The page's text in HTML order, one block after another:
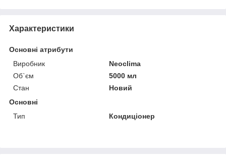
Характеристики
Основні атрибути
Виробник
Neoclima
Об`єм
5000 мл
Стан
Новий
Основні
Тип
Кондиціонер